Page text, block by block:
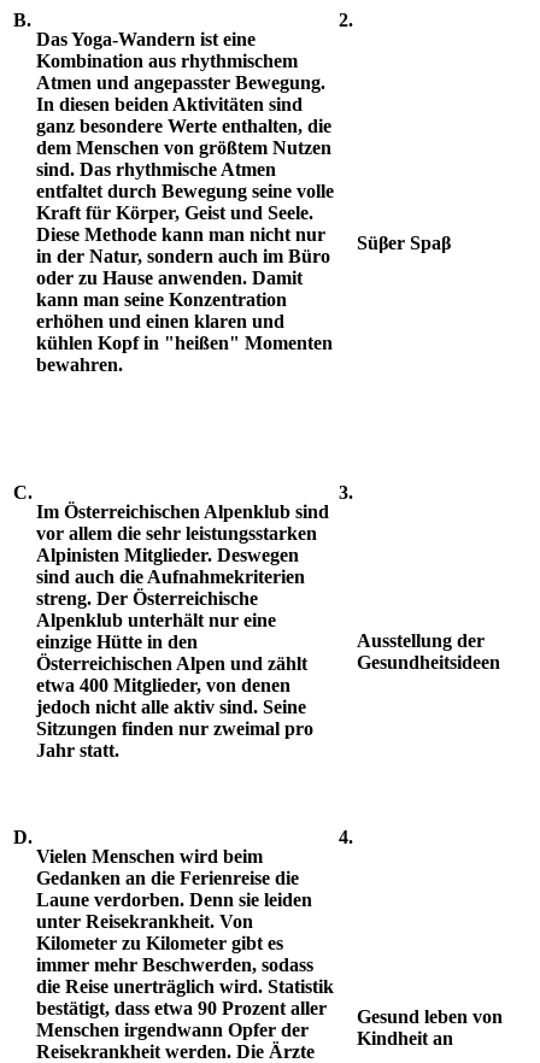
B.
Das Yoga-Wandern ist eine
Kombination aus rhythmischem
Atmen und angepasster Bewegung.
In diesen beiden Aktivitäten sind
ganz besondere Werte enthalten, die
dem Menschen von größtem Nutzen
sind. Das rhythmische Atmen
entfaltet durch Bewegung seine volle
Kraft für Körper, Geist und Seele.
Diese Methode kann man nicht nur
in der Natur, sondern auch im Büro
oder zu Hause anwenden. Damit
kann man seine Konzentration
erhöhen und einen klaren und
kühlen Kopf in "heißen" Momenten
bewahren.
2.
Süβer Spaβ
C.
Im Österreichischen Alpenklub sind
vor allem die sehr leistungsstarken
Alpinisten Mitglieder. Deswegen
sind auch die Aufnahmekriterien
streng. Der Österreichische
Alpenklub unterhält nur eine
einzige Hütte in den
Österreichischen Alpen und zählt
etwa 400 Mitglieder, von denen
jedoch nicht alle aktiv sind. Seine
Sitzungen finden nur zweimal pro
Jahr statt.
3.
Ausstellung der
Gesundheitsideen
D.
Vielen Menschen wird beim
Gedanken an die Ferienreise die
Laune verdorben. Denn sie leiden
unter Reisekrankheit. Von
Kilometer zu Kilometer gibt es
immer mehr Beschwerden, sodass
die Reise unerträglich wird. Statistik
bestätigt, dass etwa 90 Prozent aller
Menschen irgendwann Opfer der
Reisekrankheit werden. Die Ärzte
4.
Gesund leben von
Kindheit an